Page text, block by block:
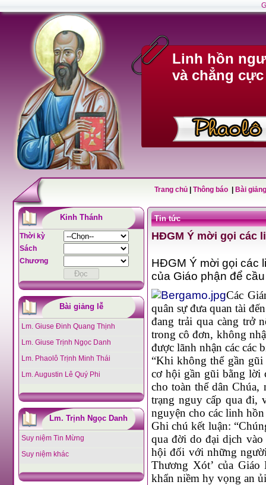
Linh hồn
và chẳng
Trang chủ Thông báo Bài
Kinh Thánh
Thời kỳ
Sách
Chương
Bài giảng lễ
Lm. Giuse Đinh Quang Thịnh
Lm. Giuse Trịnh Ngọc Danh
Lm. Phaolô Trịnh Minh Thái
Lm. Augustin Lê Quý Phi
Lm. Trịnh Ngọc Danh
Suy niệm Tin Mừng
Suy niệm khác
Tin tức
HĐGM Ý mời gọi các
HĐGM Ý mời gọi các
của Giáo phận để
Các
quân sự đưa quan tài
đang trải qua càng trở
trong cô đơn, không
được lãnh nhận các các
“Khi không thể gần
cơ hội gần gũi bằng lời
cho toàn thể dân
trạng nguy cấp qua đi,
nguyện cho các linh hồn
Ghi chú kết luận:
qua đời do đại dịch
hội đối với những
Thương Xót’ của
khẩn niềm hy vọng an